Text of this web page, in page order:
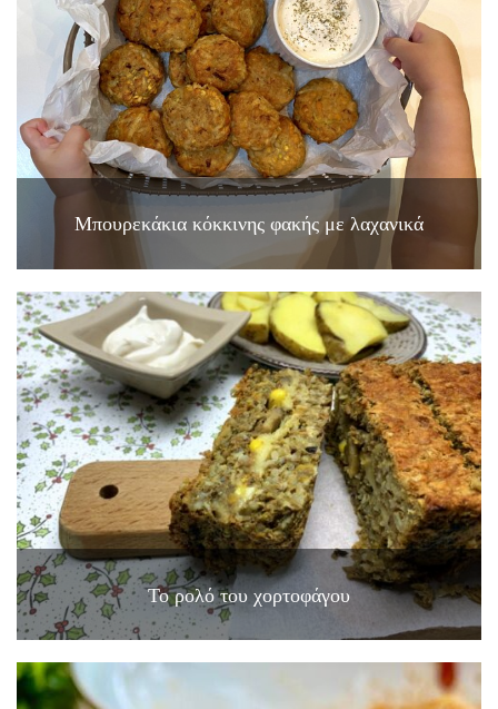
Μπουρεκάκια κόκκινης φακής με λαχανικά
Το ρολό του χορτοφάγου